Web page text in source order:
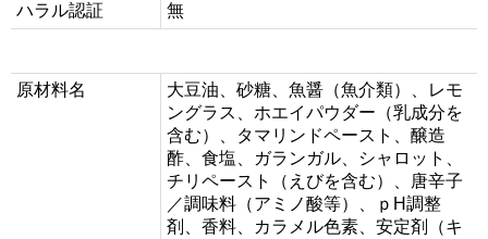
ハラル認証
無
原材料名
大豆油、砂糖、魚醤（魚介類）、レモ
ングラス、ホエイパウダー（乳成分を
含む）、タマリンドペースト、醸造
酢、食塩、ガランガル、シャロット、
チリペースト（えびを含む）、唐辛子
／調味料（アミノ酸等）、ｐH調整
剤、香料、カラメル色素、安定剤（キ